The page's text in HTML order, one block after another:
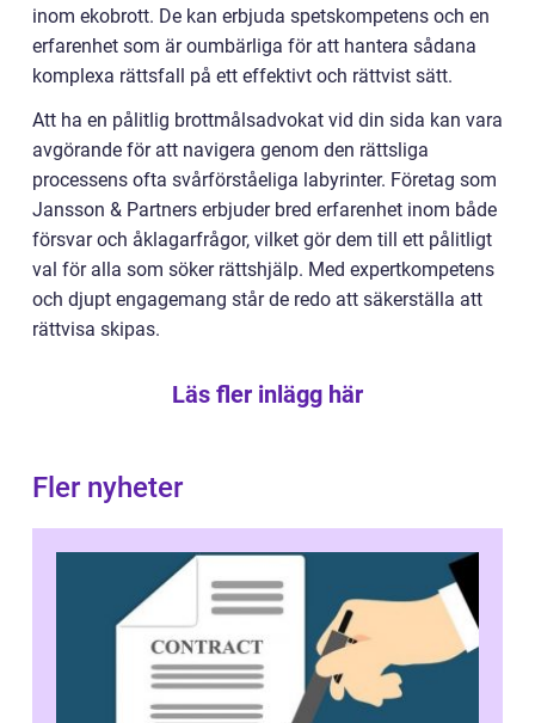
inom ekobrott. De kan erbjuda spetskompetens och en
erfarenhet som är oumbärliga för att hantera sådana
komplexa rättsfall på ett effektivt och rättvist sätt.
Att ha en pålitlig brottmålsadvokat vid din sida kan vara
avgörande för att navigera genom den rättsliga
processens ofta svårförståeliga labyrinter. Företag som
Jansson & Partners erbjuder bred erfarenhet inom både
försvar och åklagarfrågor, vilket gör dem till ett pålitligt
val för alla som söker rättshjälp. Med expertkompetens
och djupt engagemang står de redo att säkerställa att
rättvisa skipas.
Läs fler inlägg här
Fler nyheter